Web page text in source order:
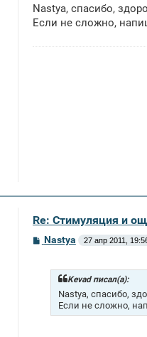
б
щ
е
Nastya, спасибо,
Если не сложно,
Re: Стимуляция и
СNastya 27 апр 2011,
Kevad писал(а):
Nastya, спасибо,
Если не сложно,